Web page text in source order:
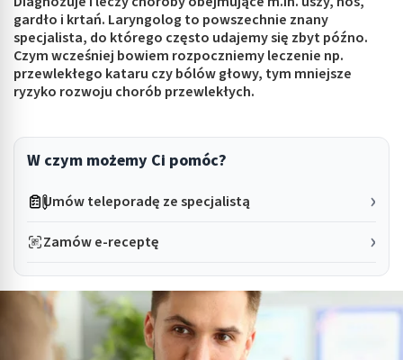
submenu: Higiena
submenu: Sprzęt medyczny
submenu: Wellness
gardło i krtań. Laryngolog to powszechnie znany
specjalista, do którego często udajemy się zbyt późno.
Czym wcześniej bowiem rozpoczniemy leczenie np.
przewlekłego kataru czy bólów głowy, tym mniejsze
ryzyko rozwoju chorób przewlekłych.
W czym możemy Ci pomóc?
Umów teleporadę ze specjalistą
Zamów e-receptę